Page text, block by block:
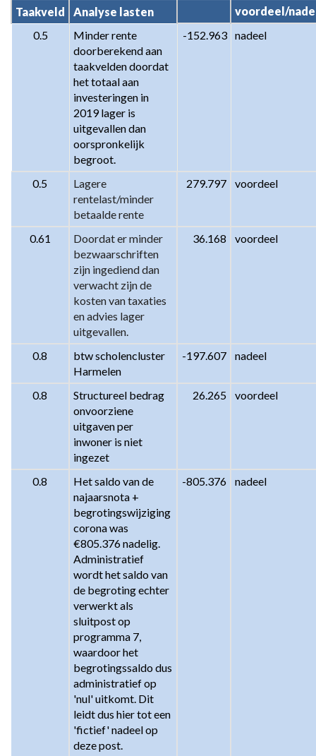
Taakveld Analyse lasten
voordeel/
0.5
Minder rente
doorberekend aan
taakvelden doordat
het totaal aan
investeringen in
2019 lager is
uitgevallen dan
oorspronkelijk
begroot.
-152.963 nadeel
0.5
Lagere
rentelast/minder
betaalde rente
279.797 voordeel
0.61
Doordat er minder
bezwaarschriften
zijn ingediend dan
verwacht zijn de
kosten van taxaties
en advies lager
uitgevallen.
36.168 voordeel
0.8
btw scholencluster
Harmelen
-197.607 nadeel
0.8
Structureel bedrag
onvoorziene
uitgaven per
inwoner is niet
ingezet
26.265 voordeel
0.8
Het saldo van de
najaarsnota +
begrotingswijziging
corona was
€805.376 nadelig.
Administratief
wordt het saldo van
de begroting echter
verwerkt als
sluitpost op
programma 7,
waardoor het
begrotingssaldo dus
administratief op
'nul' uitkomt. Dit
leidt dus hier tot een
'fictief' nadeel op
deze post.
-805.376 nadeel